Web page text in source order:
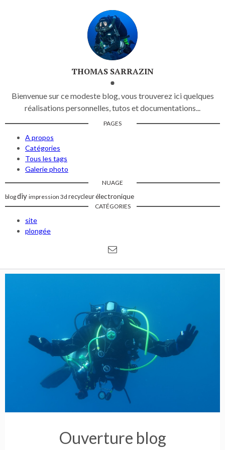
THOMAS SARRAZIN
Bienvenue sur ce modeste blog, vous trouverez ici quelques
réalisations personnelles, tutos et documentations...
PAGES
A propos
Catégories
Tous les tags
Galerie photo
NUAGE
blogdiy impression 3d recycleurélectronique
CATÉGORIES
site
plongée
Ouverture blog